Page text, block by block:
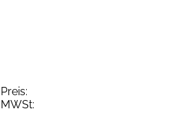
Preis:
MWSt: